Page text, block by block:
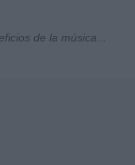
de la música...